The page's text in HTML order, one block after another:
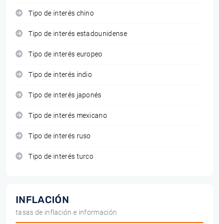
Tipo de interés chino
Tipo de interés estadounidense
Tipo de interés europeo
Tipo de interés indio
Tipo de interés japonés
Tipo de interés mexicano
Tipo de interés ruso
Tipo de interés turco
INFLACIÓN
tasas de inflación e información